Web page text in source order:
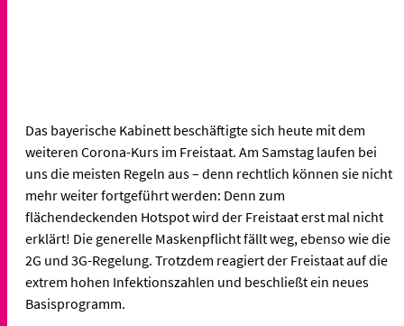
Das bayerische Kabinett beschäftigte sich heute mit dem
weiteren Corona-Kurs im Freistaat. Am Samstag laufen bei
uns die meisten Regeln aus – denn rechtlich können sie nicht
mehr weiter fortgeführt werden: Denn zum
flächendeckenden Hotspot wird der Freistaat erst mal nicht
erklärt! Die generelle Maskenpflicht fällt weg, ebenso wie die
2G und 3G-Regelung. Trotzdem reagiert der Freistaat auf die
extrem hohen Infektionszahlen und beschließt ein neues
Basisprogramm.